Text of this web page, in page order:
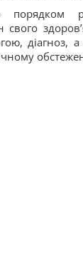
порядком
діагноз, а